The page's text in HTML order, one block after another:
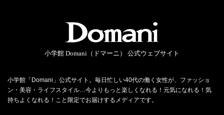
小学館 Domani（ドマーニ） 公式ウェブサイト
小学館「Domani」公式サイト。毎日忙しい40代の働く女性が、ファッショ
ン・美容・ライフスタイル…今よりもっと楽しくなれる！元気になれる！気
持ちよくなれる！こと限定でお届けするメディアです。